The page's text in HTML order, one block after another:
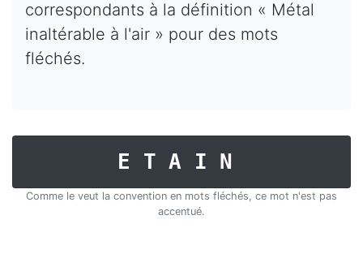
correspondants à la définition « Métal
inaltérable à l'air » pour des mots
fléchés.
ETAIN
Comme le veut la convention en mots fléchés, ce mot n'est pas
accentué.